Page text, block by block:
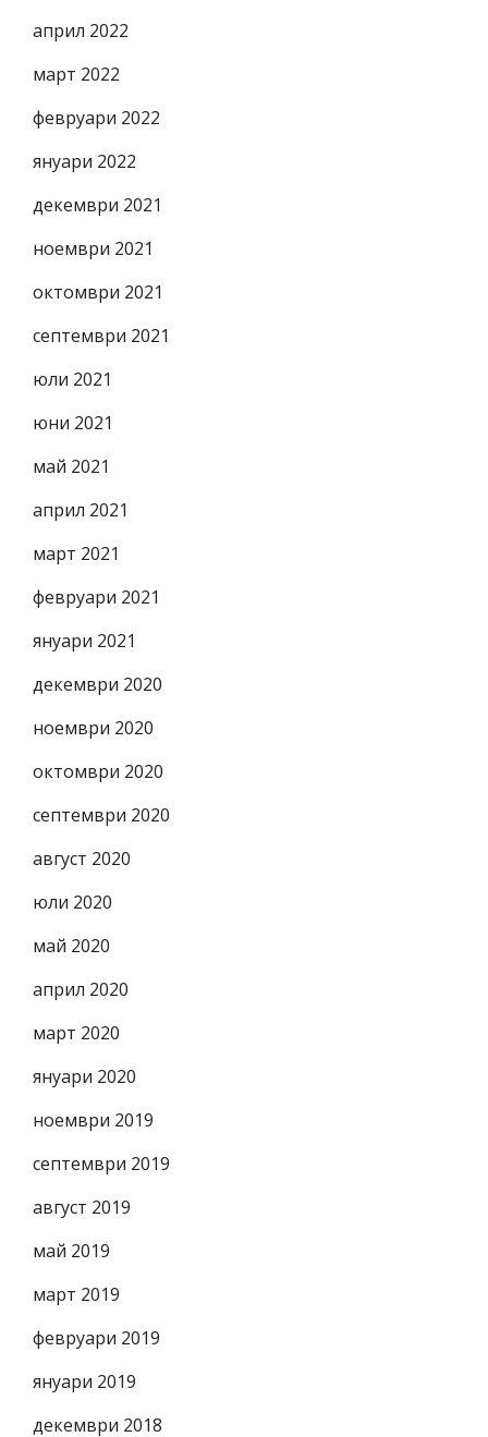
април 2022
март 2022
февруари 2022
януари 2022
декември 2021
ноември 2021
октомври 2021
септември 2021
юли 2021
юни 2021
май 2021
април 2021
март 2021
февруари 2021
януари 2021
декември 2020
ноември 2020
октомври 2020
септември 2020
август 2020
юли 2020
май 2020
април 2020
март 2020
януари 2020
ноември 2019
септември 2019
август 2019
май 2019
март 2019
февруари 2019
януари 2019
декември 2018